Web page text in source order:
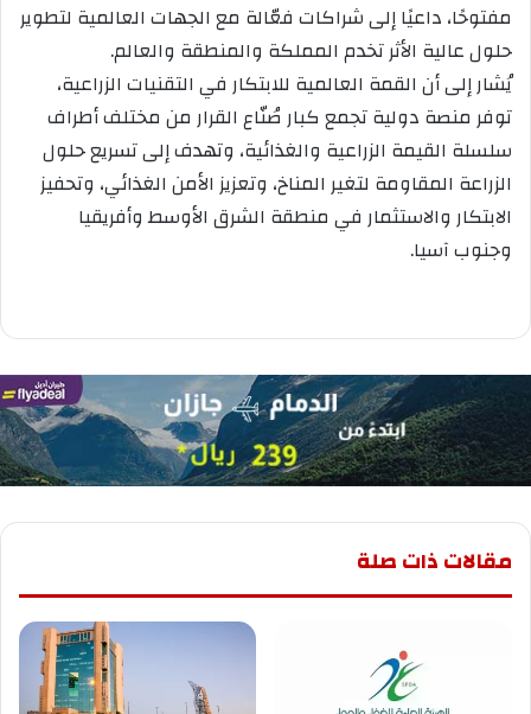
مفتوحًا، داعيًا إلى شراكات فعّالة مع الجهات العالمية لتطوير
حلول عالية الأثر تخدم المملكة والمنطقة والعالم.
يُشار إلى أن القمة العالمية للابتكار في التقنيات الزراعية،
توفر منصة دولية تجمع كبار صُنّاع القرار من مختلف أطراف
سلسلة القيمة الزراعية والغذائية، وتهدف إلى تسريع حلول
الزراعة المقاومة لتغير المناخ، وتعزيز الأمن الغذائي، وتحفيز
الابتكار والاستثمار في منطقة الشرق الأوسط وأفريقيا
وجنوب آسيا.
مقالات ذات صلة